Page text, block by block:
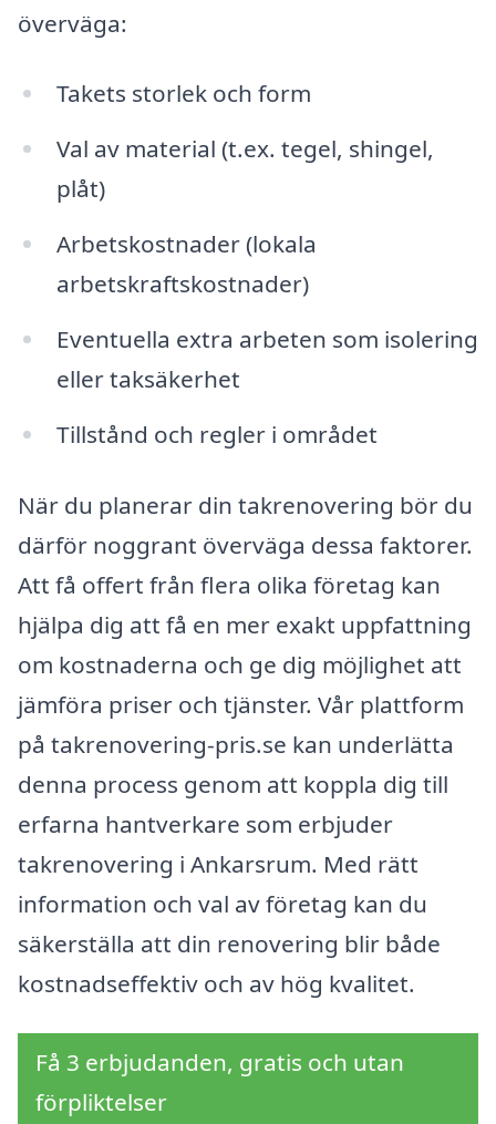
överväga:
Takets storlek och form
Val av material (t.ex. tegel, shingel,
plåt)
Arbetskostnader (lokala
arbetskraftskostnader)
Eventuella extra arbeten som isolering
eller taksäkerhet
Tillstånd och regler i området
När du planerar din takrenovering bör du
därför noggrant överväga dessa faktorer.
Att få offert från flera olika företag kan
hjälpa dig att få en mer exakt uppfattning
om kostnaderna och ge dig möjlighet att
jämföra priser och tjänster. Vår plattform
på takrenovering-pris.se kan underlätta
denna process genom att koppla dig till
erfarna hantverkare som erbjuder
takrenovering i Ankarsrum. Med rätt
information och val av företag kan du
säkerställa att din renovering blir både
kostnadseffektiv och av hög kvalitet.
Få 3 erbjudanden, gratis och utan
förpliktelser